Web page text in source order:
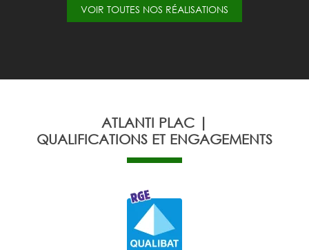
VOIR TOUTES NOS RÉALISATIONS
ATLANTI PLAC |
QUALIFICATIONS ET ENGAGEMENTS